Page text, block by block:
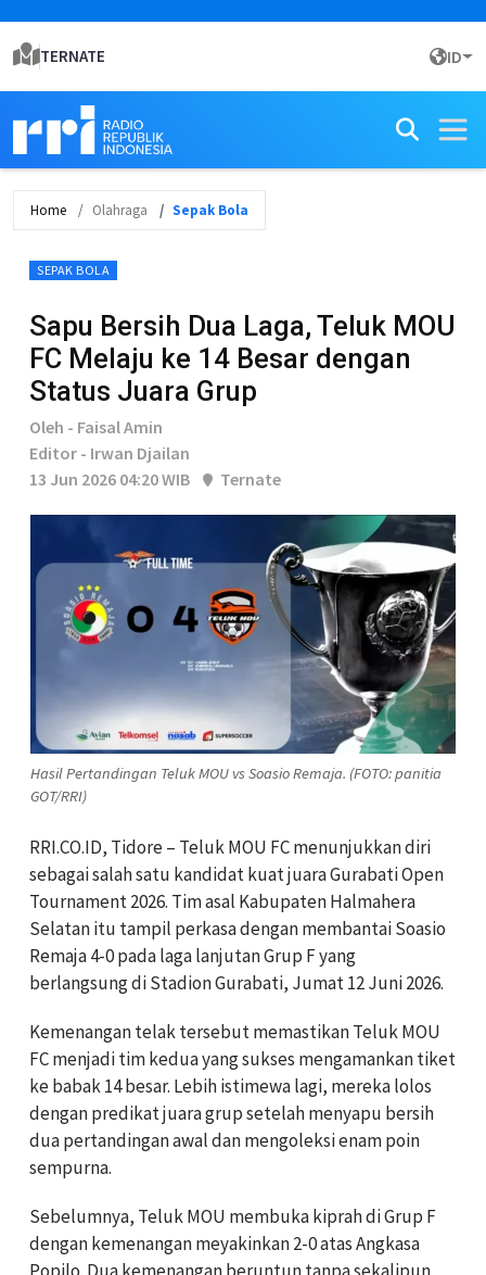
TERNATE ID
Home Olahraga Sepak Bola
SEPAK BOLA
Sapu Bersih Dua Laga, Teluk MOU
FC Melaju ke 14 Besar dengan
Status Juara Grup
Oleh - Faisal Amin
Editor - Irwan Djailan
13 Jun 2026 04:20 WIB
Ternate
Hasil Pertandingan Teluk MOU vs Soasio Remaja. (FOTO: panitia
GOT/RRI)
RRI.CO.ID, Tidore – Teluk MOU FC menunjukkan diri
sebagai salah satu kandidat kuat juara Gurabati Open
Tournament 2026. Tim asal Kabupaten Halmahera
Selatan itu tampil perkasa dengan membantai Soasio
Remaja 4-0 pada laga lanjutan Grup F yang
berlangsung di Stadion Gurabati, Jumat 12 Juni 2026.
Kemenangan telak tersebut memastikan Teluk MOU
FC menjadi tim kedua yang sukses mengamankan tiket
ke babak 14 besar. Lebih istimewa lagi, mereka lolos
dengan predikat juara grup setelah menyapu bersih
dua pertandingan awal dan mengoleksi enam poin
sempurna.
Sebelumnya, Teluk MOU membuka kiprah di Grup F
dengan kemenangan meyakinkan 2-0 atas Angkasa
Popilo. Dua kemenangan beruntun tanpa sekalipun